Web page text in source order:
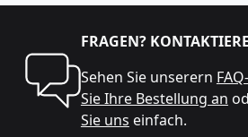
FRAGEN?
Sehen Sie unserern
Sie Ihre Bestellung an
Sie uns einfach.